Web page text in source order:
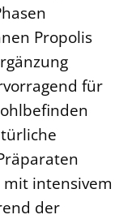
Propolis
für
intensivem
der